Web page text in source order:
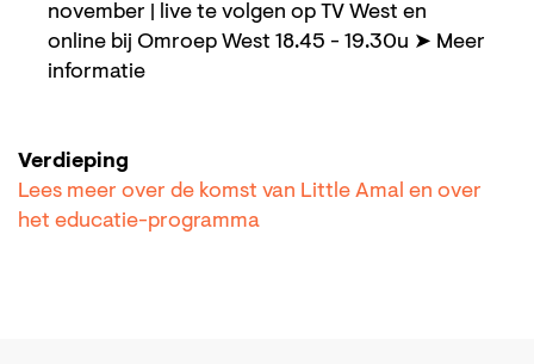
november | live te volgen op TV West en
online bij Omroep West 18.45 - 19.30u ➤ Meer
informatie
Verdieping
Lees meer over de komst van Little Amal en over
het educatie-programma